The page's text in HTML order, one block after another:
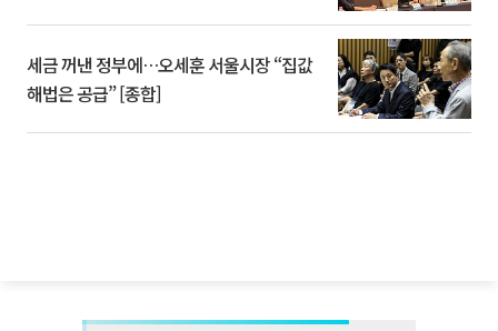
세금 꺼낸 정부에…오세훈 서울시장 “집값
해법은 공급” [종합]